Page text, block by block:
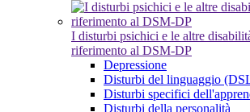
I disturbi psichici e le altre
riferimento al DSM-DP
Depressione
Disturbi del linguaggio
Disturbi specifici
Disturbi della personalità